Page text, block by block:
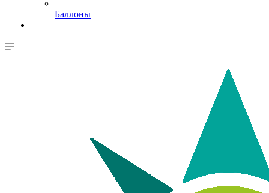
Баллоны